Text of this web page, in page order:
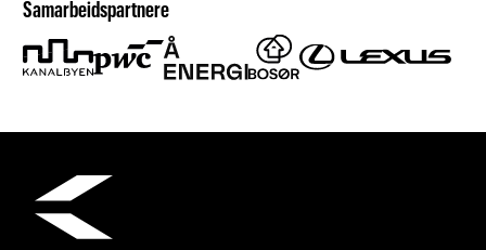
Samarbeidspartnere